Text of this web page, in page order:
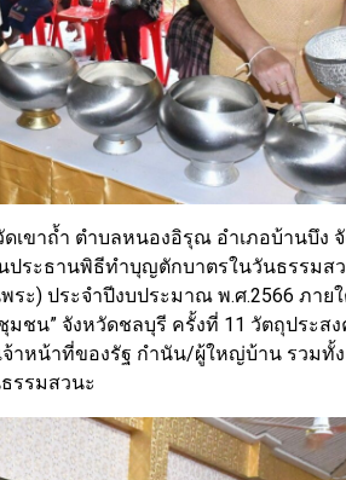
เขาถ้ำ ตำบลหนองอิรุณ อำเภอบ้านบึง
ประธานพิธีทำบุญตักบาตรในวันธรรมส
ระ) ประจำปีงบประมาณ พ.ศ.2566 ภาย
น” จังหวัดชลบุรี ครั้งที่ 11 วัตถุประสง
าหน้าที่ของรัฐ กำนัน/ผู้ใหญ่บ้าน รวมทั้
รรมสวนะ